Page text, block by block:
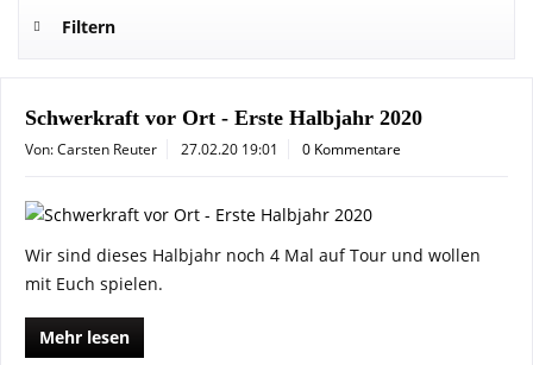
Filtern
Schwerkraft vor Ort - Erste Halbjahr 2020
Von: Carsten Reuter 27.02.20 19:01 0 Kommentare
Wir sind dieses Halbjahr noch 4 Mal auf Tour und wollen
mit Euch spielen.
Mehr lesen